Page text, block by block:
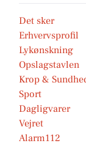
Det sker
Erhvervsprofil
Lykønskning
Opslagstavlen
Krop &
Sport
Dagligvarer
Vejret
Alarm112